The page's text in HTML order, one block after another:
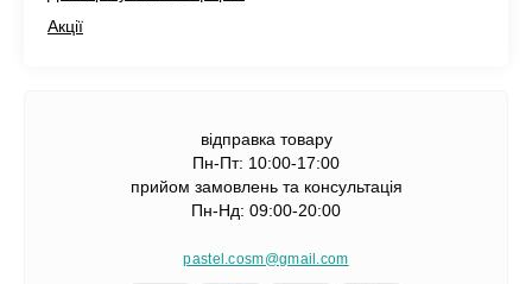
Акції
відправка товару
Пн-Пт: 10:00-17:00
прийом замовлень та консультація
Пн-Нд: 09:00-20:00
pastel.cosm@gmail.com